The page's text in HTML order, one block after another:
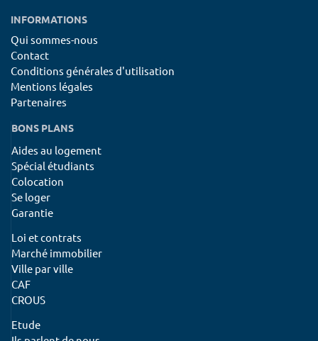
INFORMATIONS
Qui sommes-nous
Contact
Conditions générales d'utilisation
Mentions légales
Partenaires
BONS PLANS
Aides au logement
Spécial étudiants
Colocation
Se loger
Garantie
Loi et contrats
Marché immobilier
Ville par ville
CAF
CROUS
Etude